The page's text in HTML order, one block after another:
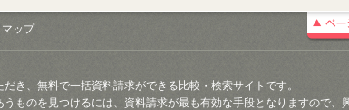
ップ
き、無料で一括資料請求ができる比較・検索サイトです。
ものを見つけるには、資料請求が最も有効な手段となりますので、